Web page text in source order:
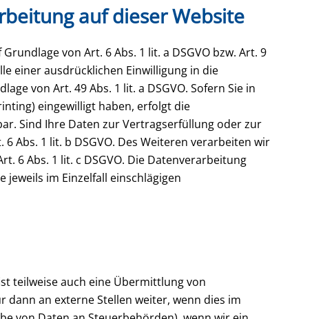
auf dieser Website
von Art. 6 Abs. 1 lit. a DSGVO bzw. Art. 9
einer ausdrücklichen Einwilligung in die
von Art. 49 Abs. 1 lit. a DSGVO. Sofern Sie in
eingewilligt haben, erfolgt die
Sind Ihre Daten zur Vertragserfüllung oder zur
1 lit. b DSGVO. Des Weiteren verarbeiten wir
6 Abs. 1 lit. c DSGVO. Die Datenverarbeitung
jeweils im Einzelfall einschlägigen
teilweise auch eine Übermittlung von
an externe Stellen weiter, wenn dies im